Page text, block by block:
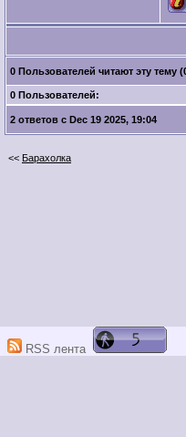
0 Пользователей читают эту тему
0 Пользователей:
2 ответов с Dec 19 2025, 19:04
<< Барахолка
RSS лента